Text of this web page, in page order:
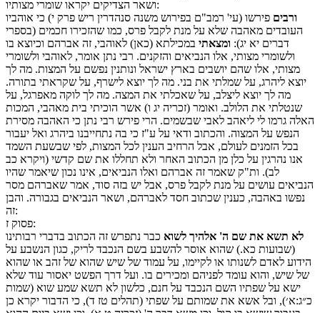
ושאר הצדיקים יקראו שומרי מצותיו:
ורבים פירשו (עי' רמב"ם בפירוש משנה סנהדרין ריש פרק י) כי אוהביו
העובדים מאהבה שלא על מנת לקבל פרס, כמו שהזכירו חכמים (בספרי
דברים יא יג): ומצאתי במכילתא (כאן) לאוהבי, זה אברהם וכיוצא בו
ולשומרי מצותי, אלו הנביאים והזקנים. רבי נתן אומר, לאוהבי ולשומרי
מצותי, אלו שהם יושבים בארץ ישראל ונותנין נפשם על המצות. מה לך
יוצא ליהרג, על שמלתי את בני. מה לך יוצא לישרף, על שקראתי בתורה.
מה לך יוצא ליצלב, על שאכלתי את המצה. מה לך לוקה מאפרגל, על
שנטלתי את הלולב. ואומר (זכריה יג ו) אשר הוכיתי בית מאהבי, המכות
האלה גרמו לי ליאהב לאבי שבשמים. הרי פירש רבי נתן כי האהבה מסירת
הנפש על המצוה. והכתוב ודאי על ע"ז כי בה נתחייבנו ביהרג ואל יעבור
בכל הזמנים לעולם, אבל הרחיב הענין לכל המצות, לפי שבשעת השמד
אנו נהרגין על כלן מן הכתוב האחר ולא תחללו את שם קדשי (ויקרא כב
לב). ות"ק שאמר זה אברהם ואלו הנביאים, אינו נכון שיאמר שהיו
הנביאים עושים על מנת לקבל פרס, אבל יש בזה סוד, אמר שאברהם מסר
נפשו באהבה, כענין שכתוב חסד לאברהם, ושאר הנביאים בגבורה. והבן
זה:
פסוק ז
:
לא תשא את שם ה' אלהיך לשוא כבר נתפרש זה הכתוב בדברי רבותינו
(שבועות כא.) שהוא אוסר להשבע בשם הנכבד לריק, כגון הנשבע על
הידוע לאדם לשנותו או לקיימו, על עמוד של שיש שהוא של זהב או שהוא
של שיש, והוא עומד לפניהם ומכירים בו. ועל דרך הפשט יאסור עוד שלא
ישא על שפתיו השם הנכבד על חנם, כלשון לא תשא שמע שוא (שמות
כ״ג:א׳), ובל אשא את שמותם על שפתי (תהלים טז ד), כי הדבור יקרא כן